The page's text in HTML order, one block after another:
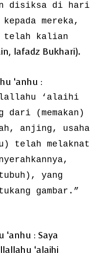
disiksa di hari
mereka,
telah kalian
lafadz Bukhari).
‘anhu :
‘alaihi
dari (memakan)
anjing, usaha
telah melaknat
yang
gambar.”
‘anhu : Saya
‘alaihi